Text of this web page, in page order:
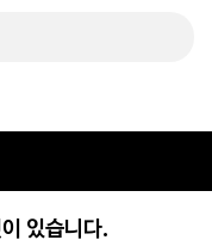
있습니다.